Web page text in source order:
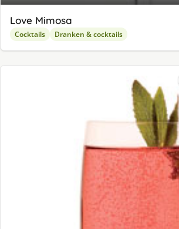
Love Mimosa
Cocktails Dranken & cocktails